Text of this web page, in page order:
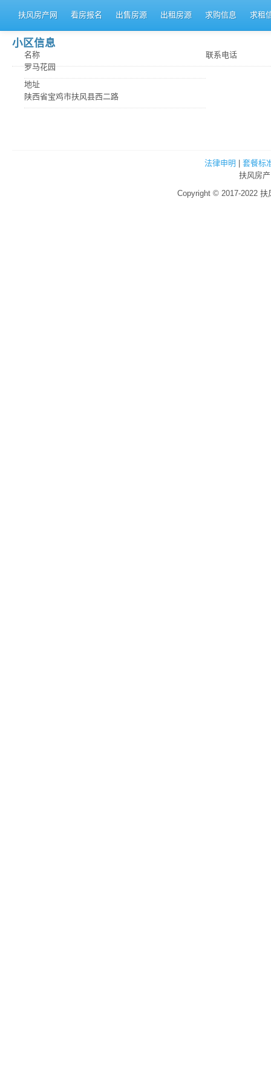
扶风房产网 看房报名 出售房源 出租房源 求购信息 求租
小区信息
名称
罗马花园
地址
陕西省宝鸡市扶风县西二路
联系电话
法律申明
套餐标
扶风房
Copyright © 2017-2022 扶